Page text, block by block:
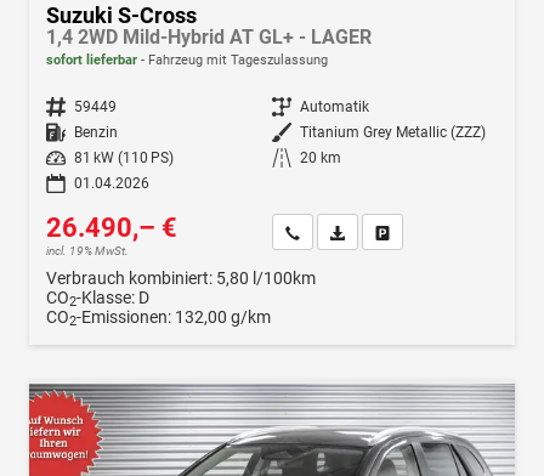
Suzuki S-Cross
1,4 2WD Mild-Hybrid AT GL+ - LAGER
sofort lieferbar Fahrzeug mit Tageszulassung
Fahrzeugnr. 59449 Getriebe Automatik
Kraftstoff Benzin Außenfarbe Titanium Grey Metallic (ZZZ)
Leistung
81 kW (110 PS) Kilometerstand 20 km
01.04.2026
26.490,– €
incl. 19% MwSt.
Wir rufen Sie anFahrzeugexposé (PDF)
Verbrauch kombiniert: 5,80 l/100km
CO2-Klasse: D
CO2-Emissionen: 132,00 g/km